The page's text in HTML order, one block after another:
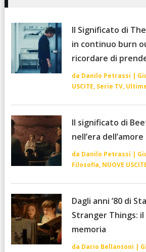
Il Significato di
in continuo burn
ricordare di
da Danilo Petrassi |
USCITE, Serie TV,
Il significato di
nell’era
da Danilo Petrassi |
Filosofia, NUOVE
Dagli anni ’80 di
Stranger Things:
memoria
da Dario Bellantoni |